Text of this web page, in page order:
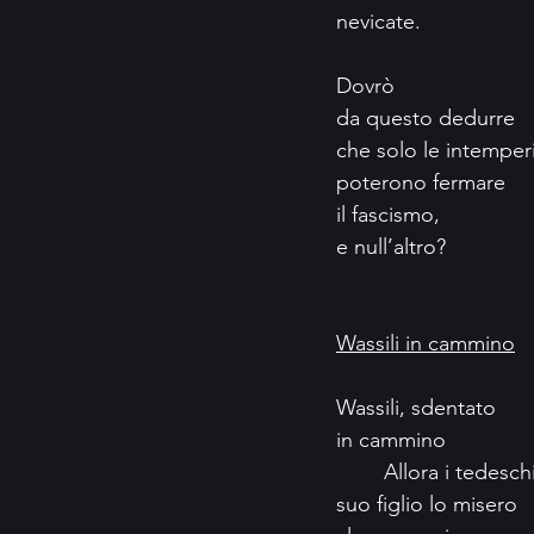
nevicate.
Dovrò
da questo dedurre
che solo le
poterono fermare
il fascismo,
e null’altro?
Wassili in cammino
Wassili, sdentato
in cammino
Allora i
suo figlio lo misero